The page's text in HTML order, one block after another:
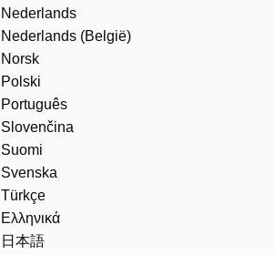
Nederlands
Nederlands (België)
Norsk
Polski
Português
Slovenčina
Suomi
Svenska
Türkçe
Ελληνικά
日本語